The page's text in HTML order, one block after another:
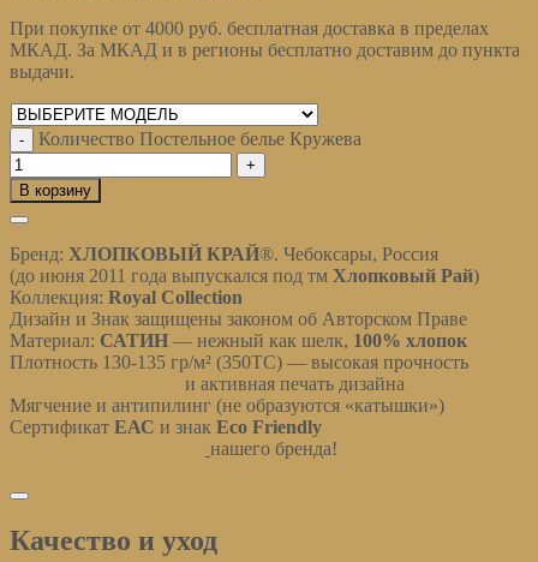
При покупке от 4000 руб. бесплатная доставка в пределах
МКАД. За МКАД и в регионы бесплатно доставим до пункта
выдачи.
Количество Постельное белье Кружева
В корзину
Бренд: ХЛОПКОВЫЙ КРАЙ®. Чебоксары, Россия
(до июня 2011 года выпускался под тм Хлопковый Рай)
Коллекция: Royal Collection
Дизайн и Знак защищены законом об Авторском Праве
Материал: САТИН — нежный как шелк, 100% хлопок
Плотность 130-135 гр/м² (350ТС) — высокая прочность
и активная печать дизайна
Мягчение и антипилинг (не образуются «катышки»)
Сертификат ЕАС и знак Eco Friendly
нашего бренда!
Качество и уход